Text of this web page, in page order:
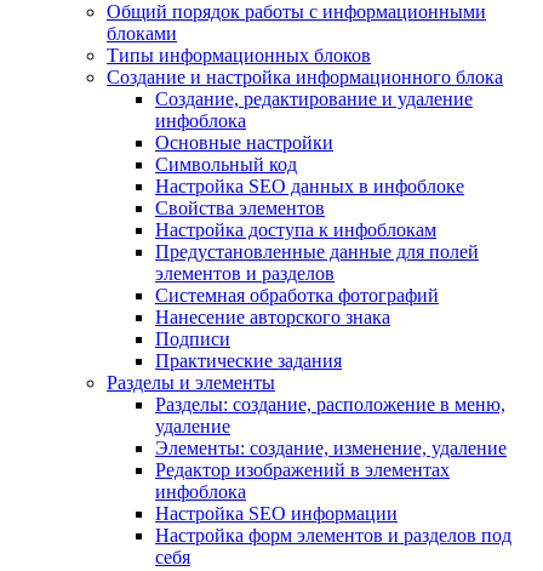
Общий порядок работы с информационными
блоками
Типы информационных блоков
Создание и настройка информационного блока
Создание, редактирование и удаление
инфоблока
Основные настройки
Символьный код
Настройка SEO данных в инфоблоке
Свойства элементов
Настройка доступа к инфоблокам
Предустановленные данные для полей
элементов и разделов
Системная обработка фотографий
Нанесение авторского знака
Подписи
Практические задания
Разделы и элементы
Разделы: создание, расположение в меню,
удаление
Элементы: создание, изменение, удаление
Редактор изображений в элементах
инфоблока
Настройка SEO информации
Настройка форм элементов и разделов под
себя